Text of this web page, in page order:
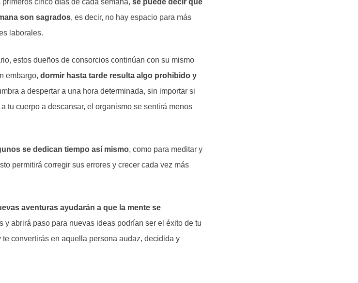
cinco días de cada semana, se puede decir que
son sagrados, es decir, no hay espacio para más
laborales.
estos dueños de consorcios continúan con su mismo
embargo, dormir hasta tarde resulta algo prohibido y
a despertar a una hora determinada, sin importar si
tu cuerpo a descansar, el organismo se sentirá menos
se dedican tiempo así mismo, como para meditar y
permitirá corregir sus errores y crecer cada vez más
aventuras ayudarán a que la mente se
y abrirá paso para nuevas ideas podrían ser el éxito de tu
convertirás en aquella persona audaz, decidida y